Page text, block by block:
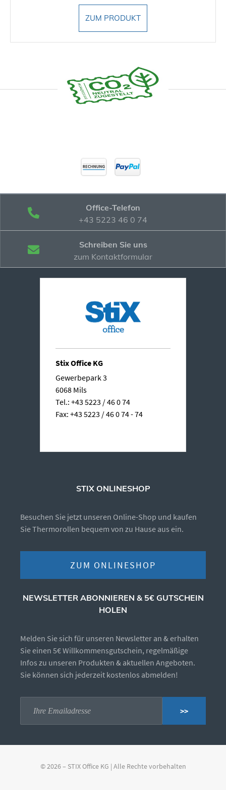
ZUM PRODUKT
Office-Telefon
+43 5223 46 0 74
Schreiben Sie uns
zum Kontaktformular
Stix Office KG
Gewerbepark 3
6068 Mils
Tel.: +43 5223 / 46 0 74
Fax: +43 5223 / 46 0 74 - 74
STIX ONLINESHOP
Besuchen Sie jetzt unseren Online-Shop und kaufen
Sie Thermorollen bequem von zu Hause aus ein.
ZUM ONLINESHOP
NEWSLETTER ABONNIEREN & 5€ GUTSCHEIN
HOLEN
Melden Sie sich für unseren Newsletter an & erhalten
Sie einen 5€ Willkommensgutschein, regelmäßige
Infos zu unseren Produkten & aktuellen Angeboten.
Sie können sich jederzeit kostenlos abmelden!
>>
© 2026 – STIX Office KG | Alle Rechte vorbehalten